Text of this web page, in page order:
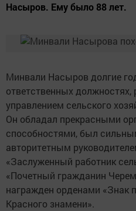
Насыров. Ему было 88 лет.
Минвали Насыров долгие
ответственных
управлением сельского
Он обладал прекрасными
способностями, был
авторитетным
«Заслуженный работник
«Почетный гражданин
награжден орденами «Знак
Красного знамени».